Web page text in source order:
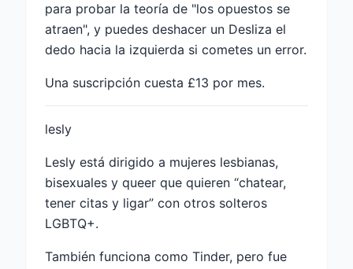
para probar la teoría de "los opuestos se
atraen", y puedes deshacer un Desliza el
dedo hacia la izquierda si cometes un error.
Una suscripción cuesta £13 por mes.
lesly
Lesly está dirigido a mujeres lesbianas,
bisexuales y queer que quieren “chatear,
tener citas y ligar” con otros solteros
LGBTQ+.
También funciona como Tinder, pero fue